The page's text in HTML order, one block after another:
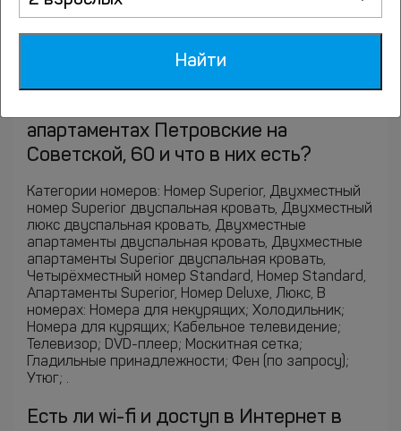
Ответы на часто задаваемые
апартаментах Петровские на
Советской, 60 и что в них есть?
Категории номеров: Номер Superior, Двухместный
номер Superior двуспальная кровать, Двухместный
люкс двуспальная кровать, Двухместные
апартаменты двуспальная кровать, Двухместные
апартаменты Superior двуспальная кровать,
Четырёхместный номер Standard, Номер Standard,
Апартаменты Superior, Номер Deluxe, Люкс, В
номерах: Номера для некурящих; Холодильник;
Номера для курящих; Кабельное телевидение;
Телевизор; DVD-плеер; Москитная сетка;
Гладильные принадлежности; Фен (по запросу);
Утюг; .
Есть ли wi-fi и доступ в Интернет в
Найти